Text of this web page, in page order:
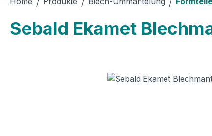
Sebald Ekamet